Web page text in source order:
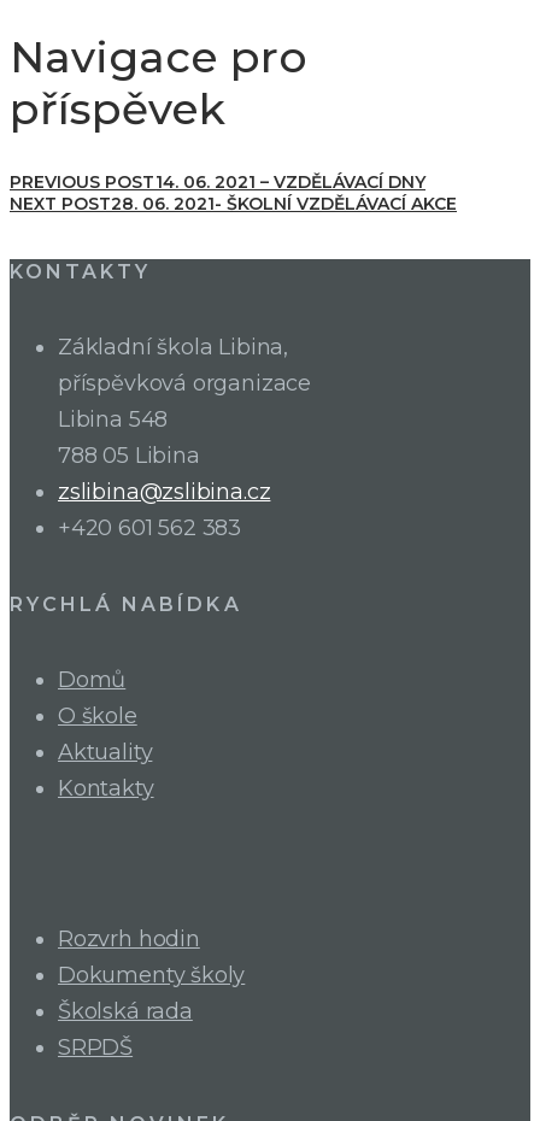
Navigace pro
příspěvek
PREVIOUS POST14. 06. 2021 – VZDĚLÁVACÍ DNY
NEXT POST28. 06. 2021- ŠKOLNÍ VZDĚLÁVACÍ AKCE
KONTAKTY
Základní škola Libina,
příspěvková organizace
Libina 548
788 05 Libina
zslibina@zslibina.cz
+420 601 562 383
RYCHLÁ NABÍDKA
Domů
O škole
Aktuality
Kontakty
Rozvrh hodin
Dokumenty školy
Školská rada
SRPDŠ